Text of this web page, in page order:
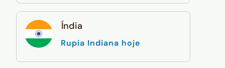
Índia
Rupia Indiana hoje